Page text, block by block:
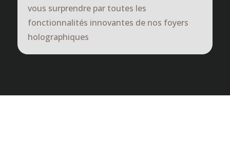
vous surprendre par toutes les
fonctionnalités innovantes de nos foyers
holographiques